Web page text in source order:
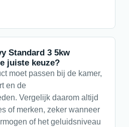
Standard 3 5kw
juiste keuze?
moet passen bij de kamer,
en de
Vergelijk daarom altijd
of merken, zeker wanneer
of het geluidsniveau